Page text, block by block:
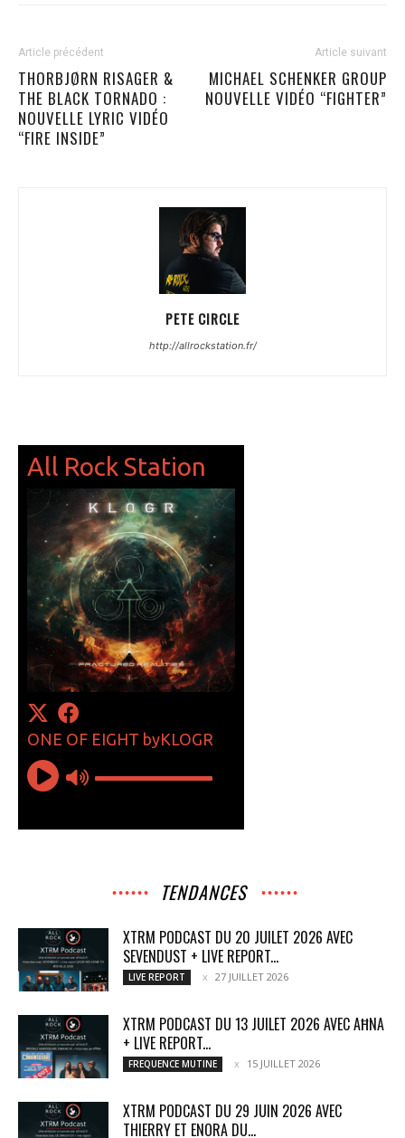
Article précédent
THORBJØRN RISAGER &
THE BLACK TORNADO :
NOUVELLE LYRIC VIDÉO
“FIRE INSIDE”
Article suivant
MICHAEL SCHENKER GROUP
NOUVELLE VIDÉO “FIGHTER”
PETE CIRCLE
http://allrockstation.fr/
TENDANCES
XTRM PODCAST DU 20 JUILET 2026 AVEC
SEVENDUST + LIVE REPORT...
LIVE REPORT 27 JUILLET 2026
XTRM PODCAST DU 13 JUILET 2026 AVEC AĦNA
+ LIVE REPORT...
FREQUENCE MUTINE 15 JUILLET 2026
XTRM PODCAST DU 29 JUIN 2026 AVEC
THIERRY ET ENORA DU...